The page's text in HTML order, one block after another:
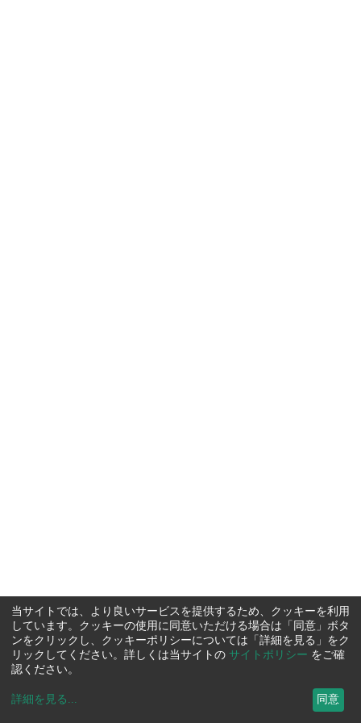
当サイトでは、より良いサービスを提供するため、クッキーを利用
しています。クッキーの使用に同意いただける場合は「同意」ボタ
ンをクリックし、クッキーポリシーについては「詳細を見る」をク
リックしてください。詳しくは当サイトの サイトポリシー をご確
認ください。
詳細を見る ... 同意